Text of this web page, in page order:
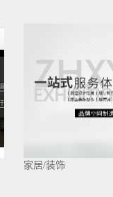
家居/装饰